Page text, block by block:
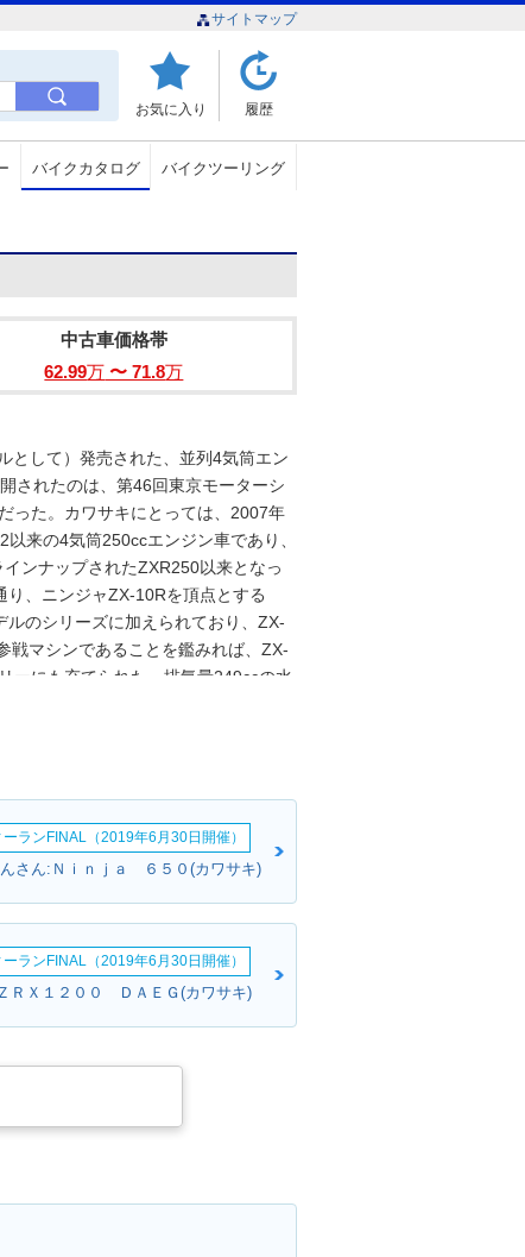
サイトマップ
お気に入り 履歴
バイクカタログ バイクツーリング
中古車価格帯
62.99万 〜 71.8万
として）発売された、並列4気筒エン
されたのは、第46回東京モーターシ
った。カワサキにとっては、2007年
来の4気筒250ccエンジン車であり、
ンナップされたZXR250以来となっ
、ニンジャZX-10Rを頂点とする
ルのシリーズに加えられており、ZX-
戦マシンであることを鑑みれば、ZX-
ーにも充てられた。排気量249ccの水
ールとABSも標準装備された。ま
での姿勢変化を穏やかにしてコント
には、上級仕様のスペシャルエデ
ョン設定だったクイックシフターな
SEを参照）。※ニンジャZX-25R SE
合したが、「無印」のニンジャZX-
ランFINAL（2019年6月30日開催）
さん:Ｎｉｎｊａ ６５０(カワサキ)
ランFINAL（2019年6月30日開催）
ＲＸ１２００ ＤＡＥＧ(カワサキ)